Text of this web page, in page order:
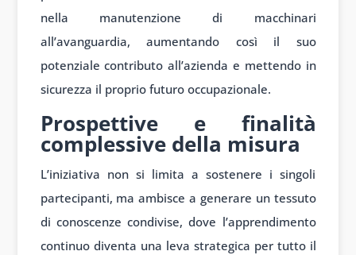
nella manutenzione di macchinari
all’avanguardia, aumentando così il suo
potenziale contributo all’azienda e mettendo in
sicurezza il proprio futuro occupazionale.
Prospettive e finalità
complessive della misura
L’iniziativa non si limita a sostenere i singoli
partecipanti, ma ambisce a generare un tessuto
di conoscenze condivise, dove l’apprendimento
continuo diventa una leva strategica per tutto il